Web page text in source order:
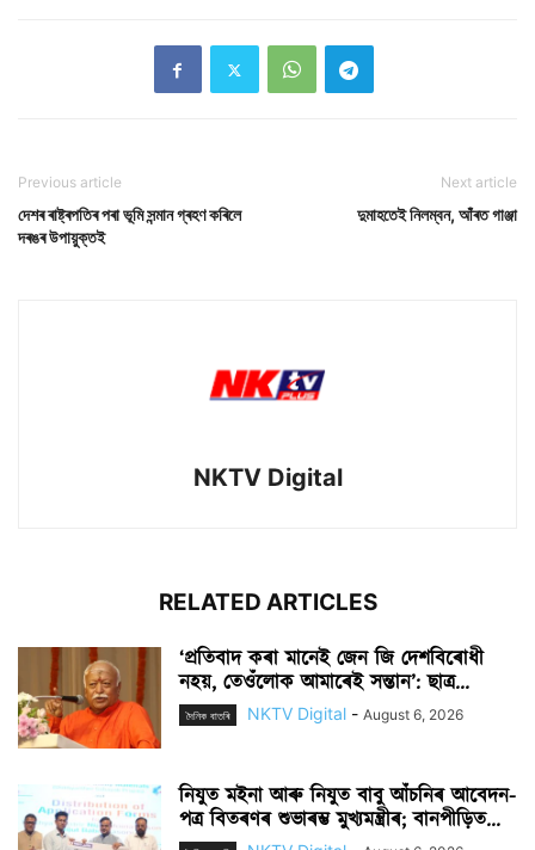
Previous article
দেশৰ ৰাষ্ট্ৰপতিৰ পৰা ভূমি সন্মান গ্ৰহণ কৰিলে
দৰঙৰ উপায়ুক্তই
Next article
দুমাহতেই নিলম্বন, আঁৰত গাঞ্জা
NKTV Digital
RELATED ARTICLES
‘প্ৰতিবাদ কৰা মানেই জেন জি দেশবিৰোধী
নহয়, তেওঁলোক আমাৰেই সন্তান’: ছাত্ৰ...
দৈনিক বাতৰি NKTV Digital - August 6, 2026
নিযুত মইনা আৰু নিযুত বাবু আঁচনিৰ আবেদন-
পত্ৰ বিতৰণৰ শুভাৰম্ভ মুখ্যমন্ত্ৰীৰ; বানপীড়িত...